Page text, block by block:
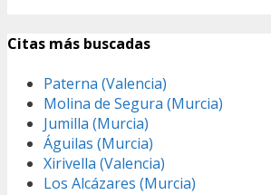
Citas más buscadas
Paterna (Valencia)
Molina de Segura (Murcia)
Jumilla (Murcia)
Águilas (Murcia)
Xirivella (Valencia)
Los Alcázares (Murcia)